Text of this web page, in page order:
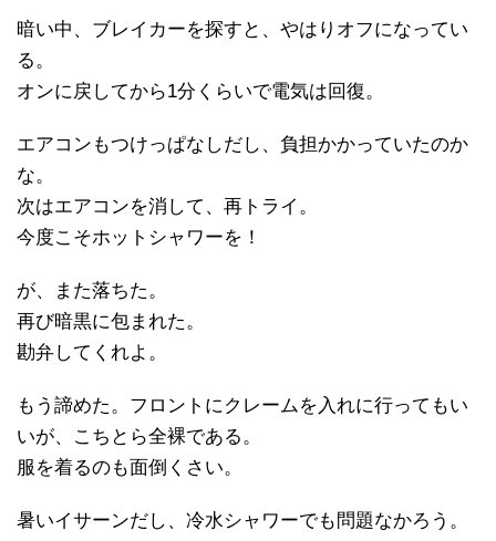
暗い中、ブレイカーを探すと、やはりオフになってい
る。
オンに戻してから1分くらいで電気は回復。
エアコンもつけっぱなしだし、負担かかっていたのか
な。
次はエアコンを消して、再トライ。
今度こそホットシャワーを！
が、また落ちた。
再び暗黒に包まれた。
勘弁してくれよ。
もう諦めた。フロントにクレームを入れに行ってもい
いが、こちとら全裸である。
服を着るのも面倒くさい。
暑いイサーンだし、冷水シャワーでも問題なかろう。